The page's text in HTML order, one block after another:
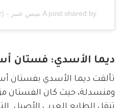
A post shared by ميس عنبر - Mays Anber (@maysanber)
ديما الأسدي: فستان
تألقت ديما الأسدي بفستان
ومنسدلة، حيث كان الفستان